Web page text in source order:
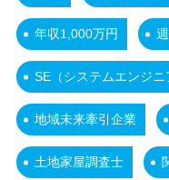
年収1,000万円
SE（システムエンジニ
地域未来牽引企業
土地家屋調査士